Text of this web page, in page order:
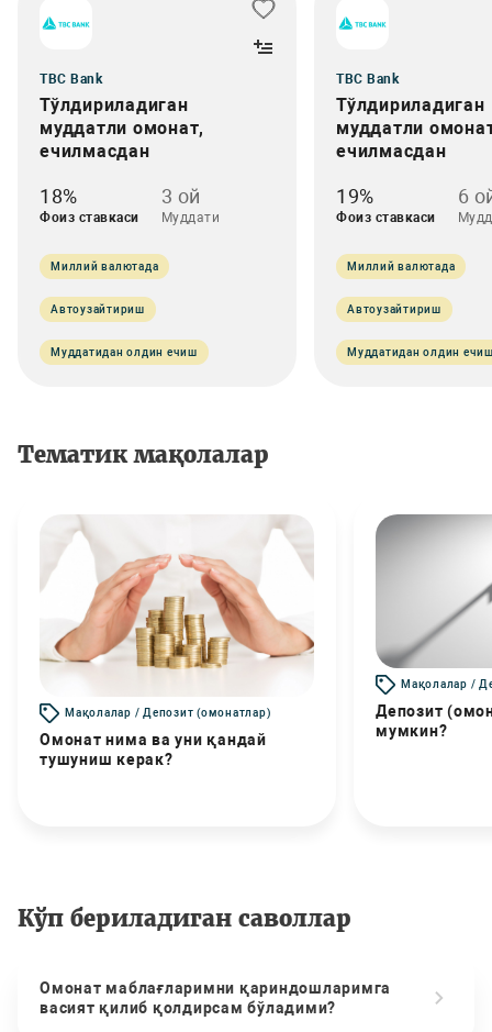
TBC Bank
Тўлдириладиган
муддатли омонат,
ечилмасдан
18%
Фоиз ставкаси
3 ой
Муддати
Миллий валютада
Автоузайтириш
Муддатидан олдин ечиш
TBC Bank
Тўлдириладиган
муддатли
ечилмасдан
19%
Фоиз ставкаси
6
Миллий валютада
Автоузайтириш
Муддатидан олдин
Тематик мақолалар
Мақолалар / Депозит (омонатлар)
Омонат нима ва уни қандай
тушуниш керак?
Мақолалар /
Депозит
мумкин?
Кўп бериладиган саволлар
Омонат маблағларимни қариндошларимга
васият қилиб қолдирсам бўладими?